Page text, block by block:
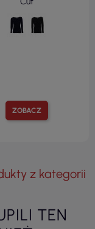
ZOBACZ
z kategorii
TEN